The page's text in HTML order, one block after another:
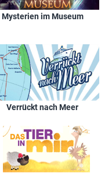
Mysterien im Museum
Verrückt nach Meer